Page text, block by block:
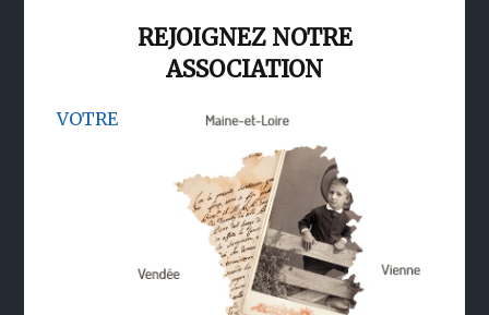
REJOIGNEZ NOTRE
ASSOCIATION
VOTRE